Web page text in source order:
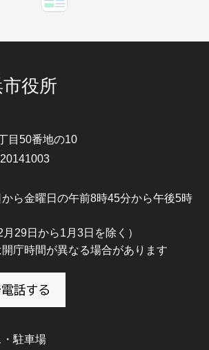
役所
目50番地の10
ら金曜日の午前8時45分から午後5時
月29日から1月3日を除く）
庁時間が異なる場合があります
駐車場